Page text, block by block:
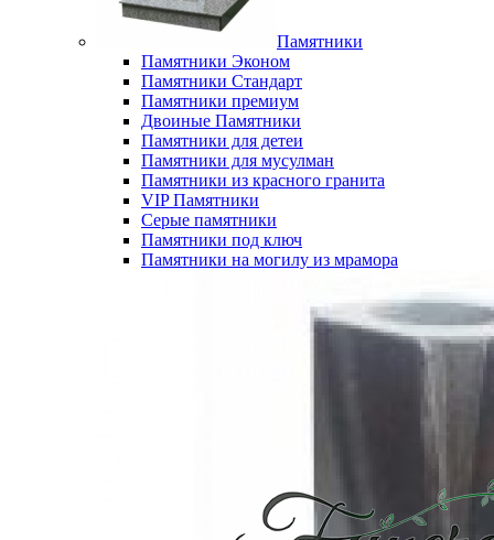
Памятники
Памятники Эконом
Памятники Стандарт
Памятники премиум
Двоиные Памятники
Памятники для детеи
Памятники для мусулман
Памятники из красного гранита
VIP Памятники
Серые памятники
Памятники под ключ
Памятники на могилу из мрамора